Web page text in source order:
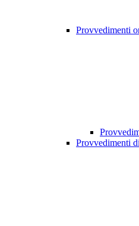
Provvedimenti
Provvedimenti